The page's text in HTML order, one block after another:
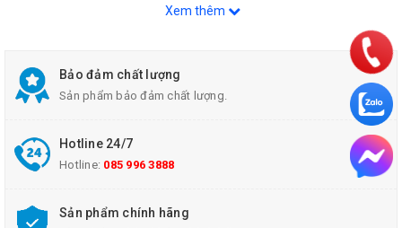
+ 500.0 mA to 2000 A AC, 10.00 A to 2000 A DC
- Thông số hiển thị: Giá trị đo, ngày, thời gian, số lượng dữ liệu được
ghi, giá trị tối đa, giá trị tối thiểu và giá trị trung bình
- Chức năng khác: Báo động, Thu nhỏ, Chức năng giữ hoạt động ghi
âm, Ngăn chặn hoạt động sai lệch, Chức năng ghi nhận xét, Chức
năng tiết kiệm năng lượng, Chức năng xác thực, Chạy miễn phí.
- Lưu trữ: 500.000 giá trị cho mỗi kênh, chế độ giá trị tức thời, Thời
giacaif đặt 0.5 giây đến 30 giây, 1 phút đến 60 phút, có 14 lựa chọn.
alkaline batteries (LR6) ×2, External power 5 V to 13.5 VDC(can also
Xem thêm
Bảo đảm chất lượng
Sản phẩm bảo đảm chất lượng.
Hotline 24/7
Hotline: 085 996 3888
Sản phẩm chính hãng